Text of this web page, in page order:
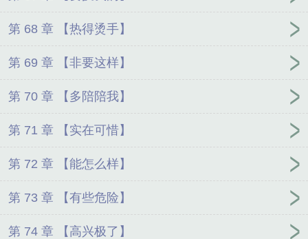
第 68 章 【热得烫手】
第 69 章 【非要这样】
第 70 章 【多陪陪我】
第 71 章 【实在可惜】
第 72 章 【能怎么样】
第 73 章 【有些危险】
第 74 章 【高兴极了】